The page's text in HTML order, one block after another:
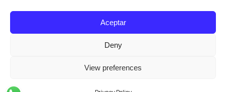
Aceptar
Deny
View preferences